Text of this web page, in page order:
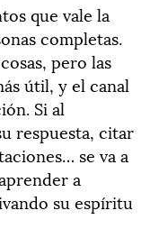
que vale la
completas.
pero las
útil, y el canal
Si al
respuesta, citar
se va a
a
su espíritu